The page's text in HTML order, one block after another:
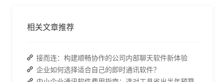
相关文章推荐
接而连：构建顺畅协作的公司内部聊天软件新体验
企业如何选择适合自己的即时通讯软件？